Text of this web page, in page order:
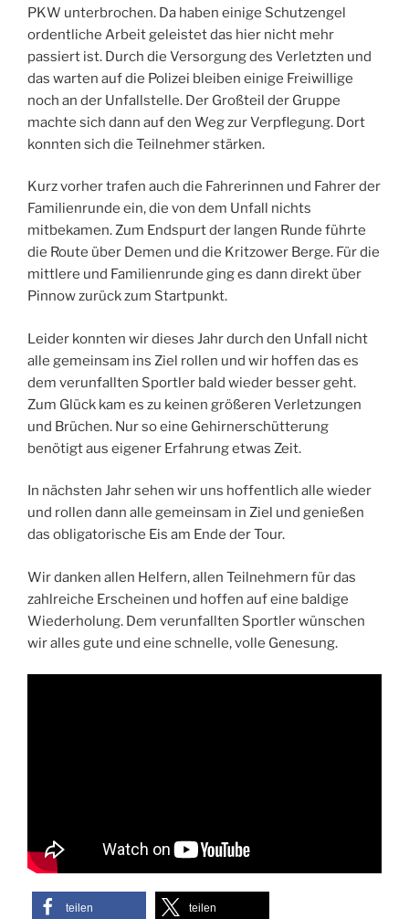
PKW unterbrochen. Da haben einige Schutzengel
ordentliche Arbeit geleistet das hier nicht mehr
passiert ist. Durch die Versorgung des Verletzten und
das warten auf die Polizei bleiben einige Freiwillige
noch an der Unfallstelle. Der Großteil der Gruppe
machte sich dann auf den Weg zur Verpflegung. Dort
konnten sich die Teilnehmer stärken.
Kurz vorher trafen auch die Fahrerinnen und Fahrer der
Familienrunde ein, die von dem Unfall nichts
mitbekamen. Zum Endspurt der langen Runde führte
die Route über Demen und die Kritzower Berge. Für die
mittlere und Familienrunde ging es dann direkt über
Pinnow zurück zum Startpunkt.
Leider konnten wir dieses Jahr durch den Unfall nicht
alle gemeinsam ins Ziel rollen und wir hoffen das es
dem verunfallten Sportler bald wieder besser geht.
Zum Glück kam es zu keinen größeren Verletzungen
und Brüchen. Nur so eine Gehirnerschütterung
benötigt aus eigener Erfahrung etwas Zeit.
In nächsten Jahr sehen wir uns hoffentlich alle wieder
und rollen dann alle gemeinsam in Ziel und genießen
das obligatorische Eis am Ende der Tour.
Wir danken allen Helfern, allen Teilnehmern für das
zahlreiche Erscheinen und hoffen auf eine baldige
Wiederholung. Dem verunfallten Sportler wünschen
wir alles gute und eine schnelle, volle Genesung.
teilen teilen